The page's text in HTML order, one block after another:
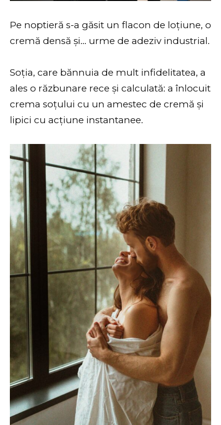
Pe noptieră s-a găsit un flacon de loțiune, o
cremă densă și… urme de adeziv industrial.
Soția, care bănnuia de mult infidelitatea, a
ales o răzbunare rece și calculată: a înlocuit
crema soțului cu un amestec de cremă și
lipici cu acțiune instantanee.